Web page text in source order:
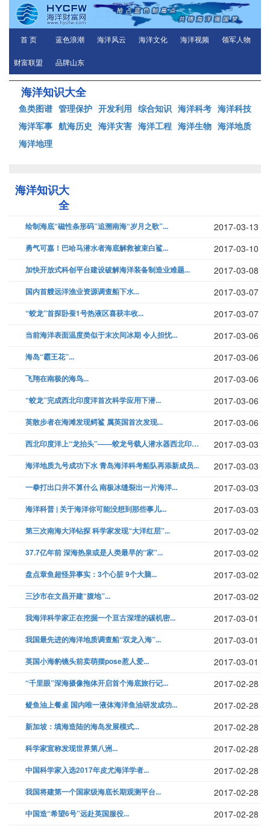
首 页 蓝色浪潮 海洋风云 海洋文化 海洋视频 领军人物
财富联盟 品牌山东
海洋知识大全
鱼类图谱 管理保护 开发利用 综合知识 海洋科考 海洋科技
海洋军事 航海历史 海洋灾害 海洋工程 海洋生物 海洋地质
海洋地理
海洋知识大
全
绘制海底“磁性条形码”追溯南海“岁月之歌”... 2017-03-13
勇气可嘉！巴哈马潜水者海底解救被束白鲨... 2017-03-10
加快开放式科创平台建设破解海洋装备制造业难题... 2017-03-08
国内首艘远洋渔业资源调查船下水... 2017-03-07
“蛟龙”首探卧蚕1号热液区喜获丰收... 2017-03-07
当前海洋表面温度类似于末次间冰期 令人担忧... 2017-03-06
海岛“霸王花”... 2017-03-06
飞翔在南极的海鸟... 2017-03-06
“蛟龙”完成西北印度洋首次科学应用下潜... 2017-03-06
英散步者在海滩发现鳄鲨 属英国首次发现... 2017-03-06
西北印度洋上“龙抬头”——蛟龙号载人潜水器西北印度洋首潜见闻... 2017-03-03
海洋地质九号成功下水 青岛海洋科考船队再添新成员... 2017-03-03
一拳打出口井不算什么 南极冰缝裂出一片海洋... 2017-03-03
海洋科普 | 关于海洋你可能没想到那些事儿... 2017-03-03
第三次南海大洋钻探 科学家发现“大洋红层”... 2017-03-02
37.7亿年前 深海热泉或是人类最早的“家”... 2017-03-02
盘点章鱼超怪异事实：3个心脏 9个大脑... 2017-03-02
三沙市在文昌开建“腹地”... 2017-03-02
我海洋科学家正在挖掘一个亘古深埋的碳机密... 2017-03-01
我国最先进的海洋地质调查船“双龙入海”... 2017-03-01
英国小海豹镜头前卖萌摆pose惹人爱... 2017-03-01
“千里眼”深海摄像拖体开启首个海底旅行记... 2017-02-28
鳀鱼油上餐桌 国内唯一液体海洋鱼油研发成功... 2017-02-28
新加坡：填海造陆的海岛发展模式... 2017-02-28
科学家宣称发现世界第八洲... 2017-02-28
中国科学家入选2017年皮尤海洋学者... 2017-02-28
我国将建第一个国家级海底长期观测平台... 2017-02-28
中国造“希望6号”远赴英国服役... 2017-02-28